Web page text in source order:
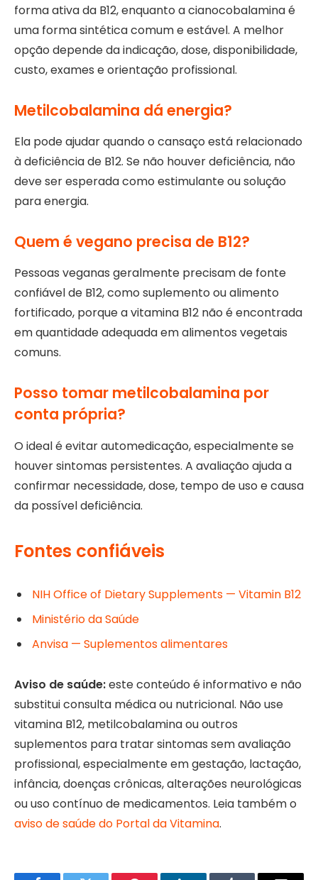
forma ativa da B12, enquanto a cianocobalamina é
uma forma sintética comum e estável. A melhor
opção depende da indicação, dose, disponibilidade,
custo, exames e orientação profissional.
Metilcobalamina dá energia?
Ela pode ajudar quando o cansaço está relacionado
à deficiência de B12. Se não houver deficiência, não
deve ser esperada como estimulante ou solução
para energia.
Quem é vegano precisa de B12?
Pessoas veganas geralmente precisam de fonte
confiável de B12, como suplemento ou alimento
fortificado, porque a vitamina B12 não é encontrada
em quantidade adequada em alimentos vegetais
comuns.
Posso tomar metilcobalamina por
conta própria?
O ideal é evitar automedicação, especialmente se
houver sintomas persistentes. A avaliação ajuda a
confirmar necessidade, dose, tempo de uso e causa
da possível deficiência.
Fontes confiáveis
NIH Office of Dietary Supplements — Vitamin B12
Ministério da Saúde
Anvisa — Suplementos alimentares
Aviso de saúde:este conteúdo é informativo e não
substitui consulta médica ou nutricional. Não use
vitamina B12, metilcobalamina ou outros
suplementos para tratar sintomas sem avaliação
profissional, especialmente em gestação, lactação,
infância, doenças crônicas, alterações neurológicas
ou uso contínuo de medicamentos. Leia também o
aviso de saúde do Portal da Vitamina.